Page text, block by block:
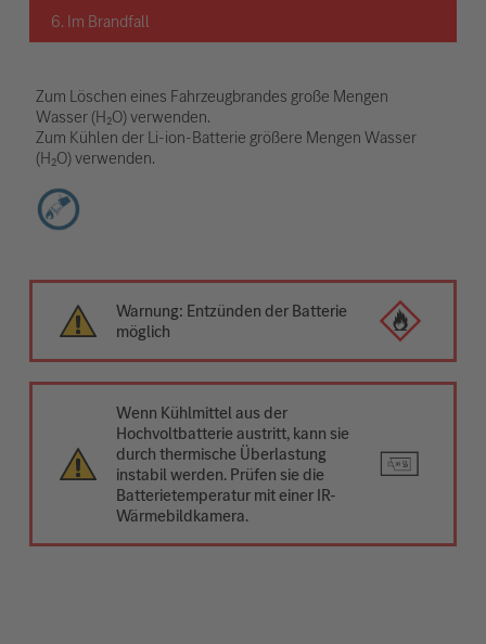
6. Im Brandfall
Zum Löschen eines Fahrzeugbrandes große Mengen
Wasser (H₂O) verwenden.
Zum Kühlen der Li-ion-Batterie größere Mengen Wasser
(H₂O) verwenden.
Warnung: Entzünden der Batterie
möglich
Wenn Kühlmittel aus der
Hochvoltbatterie austritt, kann sie
durch thermische Überlastung
instabil werden. Prüfen sie die
Batterietemperatur mit einer IR-
Wärmebildkamera.